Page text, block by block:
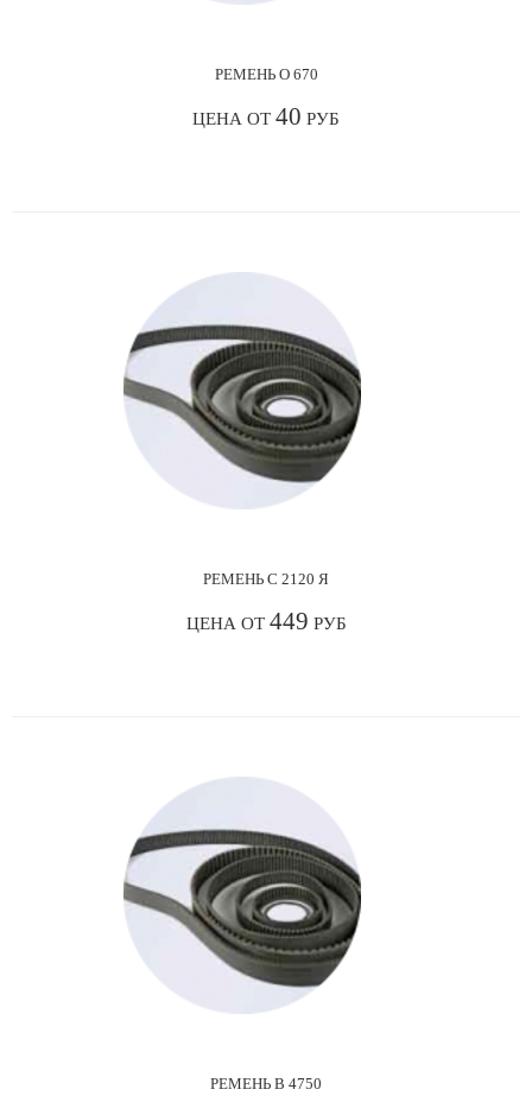
РЕМЕНЬ О 670
ЦЕНА ОТ 40 РУБ
РЕМЕНЬ С 2120 Я
ЦЕНА ОТ 449 РУБ
РЕМЕНЬ В 4750